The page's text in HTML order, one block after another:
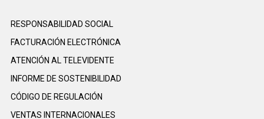
RESPONSABILIDAD SOCIAL
FACTURACIÓN ELECTRÓNICA
ATENCIÓN AL TELEVIDENTE
INFORME DE SOSTENIBILIDAD
CÓDIGO DE REGULACIÓN
VENTAS INTERNACIONALES